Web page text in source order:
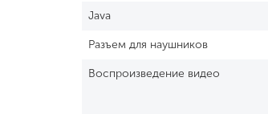
Java
Разъем для наушников
Воспроизведение видео